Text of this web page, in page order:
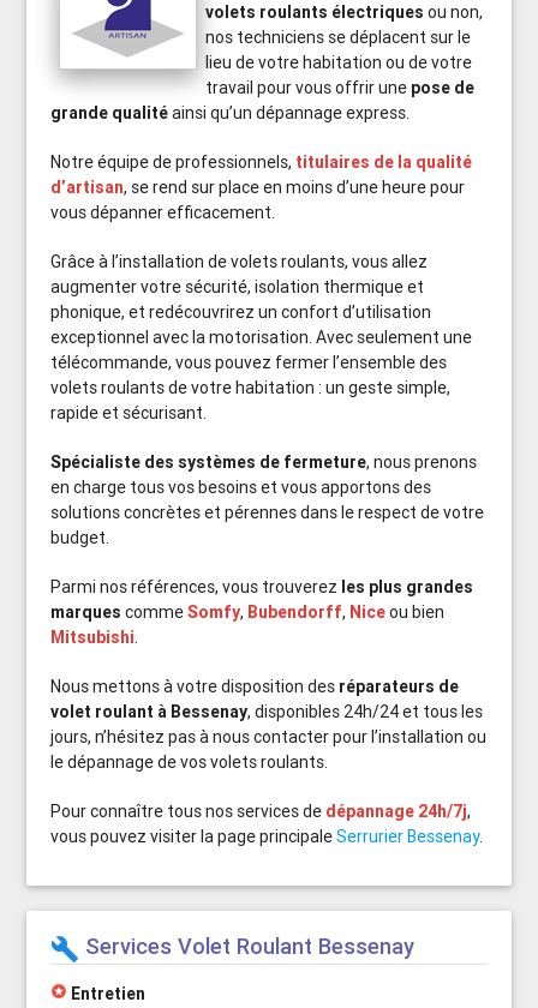
volets roulants électriques ou non,
nos techniciens se déplacent sur le
lieu de votre habitation ou de votre
travail pour vous offrir une pose de
grande qualitéainsi qu’un dépannage express.
Notre équipe de professionnels, titulaires de la qualité
d’artisan, se rend sur place en moins d’une heure pour
vous dépanner efficacement.
Grâce à l’installation de volets roulants, vous allez
augmenter votre sécurité, isolation thermique et
phonique, et redécouvrirez un confort d’utilisation
exceptionnel avec la motorisation. Avec seulement une
télécommande, vous pouvez fermer l’ensemble des
volets roulants de votre habitation : un geste simple,
rapide et sécurisant.
Spécialiste des systèmes de fermeture, nous prenons
en charge tous vos besoins et vous apportons des
solutions concrètes et pérennes dans le respect de votre
budget.
Parmi nos références, vous trouverez les plus grandes
marques commeSomfy, Bubendorff, Niceou bien
Mitsubishi.
Nous mettons à votre disposition des réparateurs de
volet roulant à Bessenay, disponibles 24h/24 et tous les
jours, n’hésitez pas à nous contacter pour l’installation ou
le dépannage de vos volets roulants.
Pour connaître tous nos services de dépannage 24h/7j,
vous pouvez visiter la page principaleSerrurier Bessenay.
build Services Volet Roulant Bessenay
stars Entretien